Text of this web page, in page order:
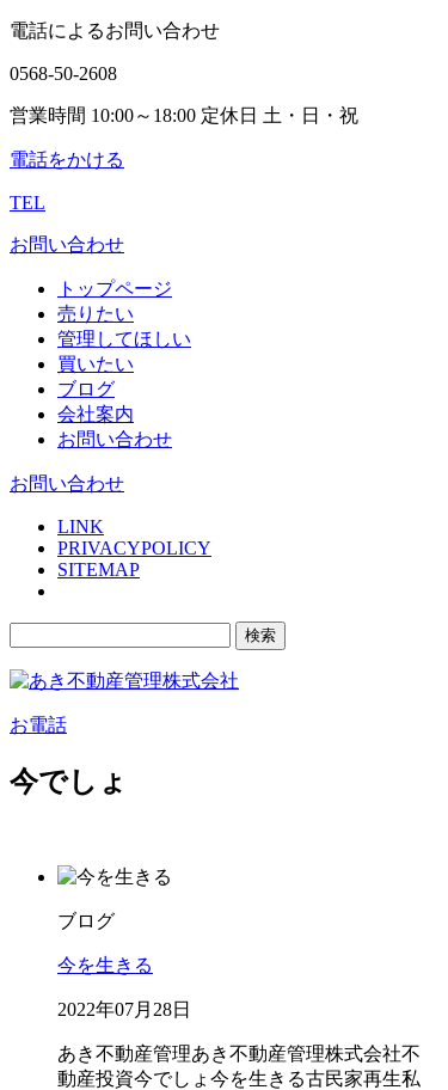
電話によるお問い合わせ
0568-50-2608
営業時間 10:00～18:00 定休日 土・日・祝
電話をかける
TEL
お問い合わせ
トップページ
売りたい
管理してほしい
買いたい
ブログ
会社案内
お問い合わせ
お問い合わせ
LINK
PRIVACYPOLICY
SITEMAP
お電話
今でしょ
ブログ
今を生きる
2022年07月28日
あき不動産管理あき不動産管理株式会社不
動産投資今でしょ 今を生きる古民家再生私